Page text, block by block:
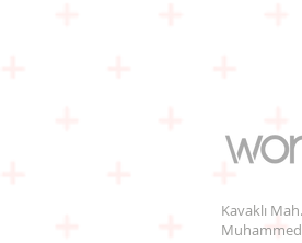
Kavaklı
Muhammed